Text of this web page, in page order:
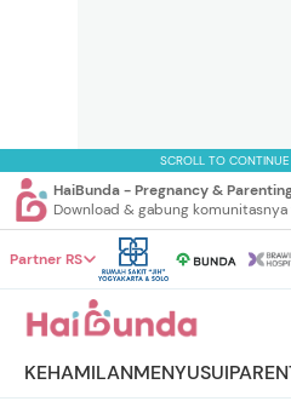
SCROLL TO
HaiBunda - Pregnancy &
Download & gabung komunitasnya
Partner RS
KEHAMILANMENYUSUI